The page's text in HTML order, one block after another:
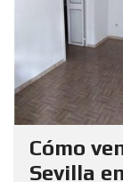
Cómo
Sevilla